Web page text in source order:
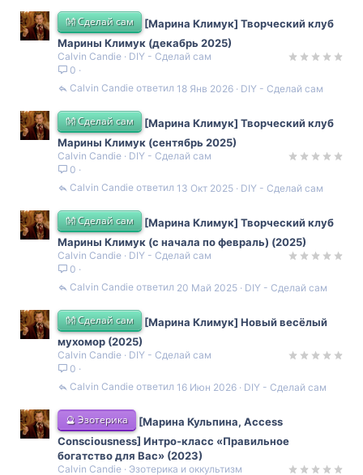
👐 Сделай сам
[Марина Климук] Творческий клуб
Марины Климук (декабрь 2025)
Calvin Candie
DIY - Сделай сам
0
DIY - Сделай сам
18 Янв 2026
Calvin Candie
👐 Сделай сам
[Марина Климук] Творческий клуб
Марины Климук (сентябрь 2025)
Calvin Candie
DIY - Сделай сам
0
DIY - Сделай сам
13 Окт 2025
Calvin Candie
👐 Сделай сам
[Марина Климук] Творческий клуб
Марины Климук (с начала по февраль) (2025)
Calvin Candie
DIY - Сделай сам
0
DIY - Сделай сам
20 Май 2025
Calvin Candie
👐 Сделай сам
[Марина Климук] Новый весёлый
мухомор (2025)
Calvin Candie
DIY - Сделай сам
0
DIY - Сделай сам
16 Июн 2026
Calvin Candie
🔮 Эзотерика
[Марина Кульпина, Access
Consciousness] Интро-класс «Правильное
богатство для Вас» (2023)
Calvin Candie
Эзотерика и оккультизм